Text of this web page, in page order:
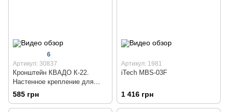
6
Артикул: 30837
Кронштейн КВАДО К-22.
Настенное крепление для
монитора или телевизора 17 -
32 дюймов
585 грн
Артикул: 1981
iTech MBS-03F
1 416 грн